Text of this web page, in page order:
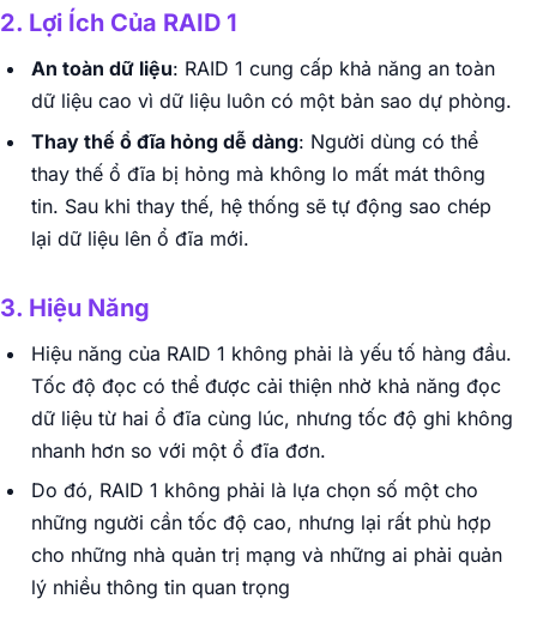
2. Lợi Ích Của RAID 1
An toàn dữ liệu: RAID 1 cung cấp khả năng an toàn
dữ liệu cao vì dữ liệu luôn có một bản sao dự phòng.
Thay thế ổ đĩa hỏng dễ dàng: Người dùng có thể
thay thế ổ đĩa bị hỏng mà không lo mất mát thông
tin. Sau khi thay thế, hệ thống sẽ tự động sao chép
lại dữ liệu lên ổ đĩa mới.
3. Hiệu Năng
Hiệu năng của RAID 1 không phải là yếu tố hàng đầu.
Tốc độ đọc có thể được cải thiện nhờ khả năng đọc
dữ liệu từ hai ổ đĩa cùng lúc, nhưng tốc độ ghi không
nhanh hơn so với một ổ đĩa đơn.
Do đó, RAID 1 không phải là lựa chọn số một cho
những người cần tốc độ cao, nhưng lại rất phù hợp
cho những nhà quản trị mạng và những ai phải quản
lý nhiều thông tin quan trọng